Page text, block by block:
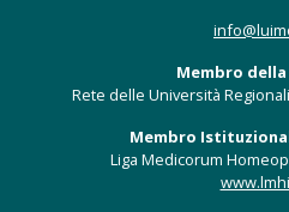
Membro della
Rete delle Università
Membro
Liga Medicorum